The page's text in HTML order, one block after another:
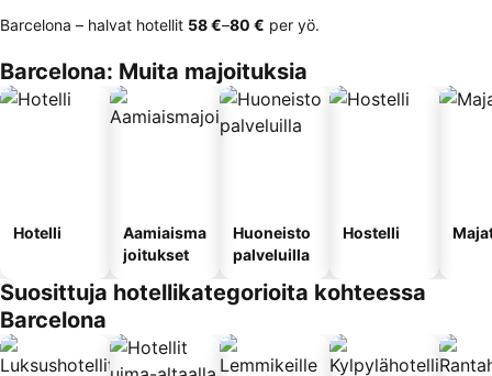
Barcelona – halvat hotellit ‎58 €–‎80 € per yö.
Barcelona: Muita majoituksia
Hotelli
Aamiaisma
joitukset
Huoneisto
palveluilla
Hostelli
Suosittuja hotellikategorioita kohteessa
Barcelona